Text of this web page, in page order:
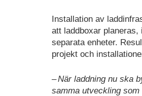
Installation av
att laddboxar
separata enheter.
projekt och
– När laddning nu ska
samma utveckling